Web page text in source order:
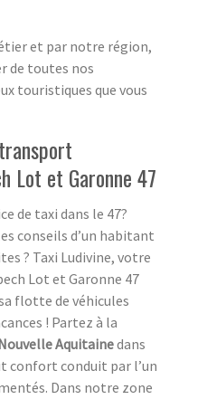
et par notre région,
de toutes nos
touristiques que vous
Lot et Garonne 47
de taxi dans le 47?
conseils d’un habitant
? Taxi Ludivine, votre
Lot et Garonne 47
flotte de véhicules
! Partez à la
Aquitainedans
confort conduit par l’un
Dans notre zone